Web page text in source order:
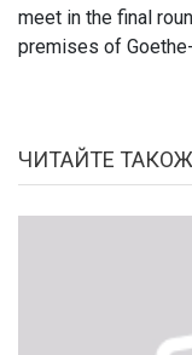
meet in the final
premises of
ЧИТАЙТЕ ТАКОЖ